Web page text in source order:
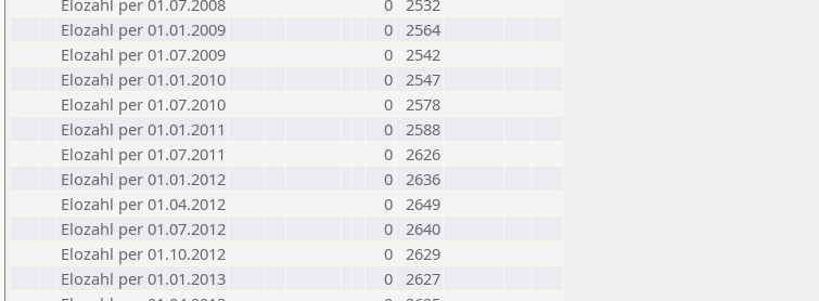
Elozahl per 01.07.2008
0 2532
Elozahl per 01.01.2009
0 2564
Elozahl per 01.07.2009
0 2542
Elozahl per 01.01.2010
0 2547
Elozahl per 01.07.2010
0 2578
Elozahl per 01.01.2011
0 2588
Elozahl per 01.07.2011
0 2626
Elozahl per 01.01.2012
0 2636
Elozahl per 01.04.2012
0 2649
Elozahl per 01.07.2012
0 2640
Elozahl per 01.10.2012
0 2629
Elozahl per 01.01.2013
0 2627